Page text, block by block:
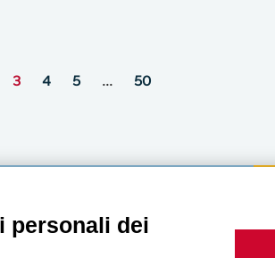
3 4 5 … 50
personali dei